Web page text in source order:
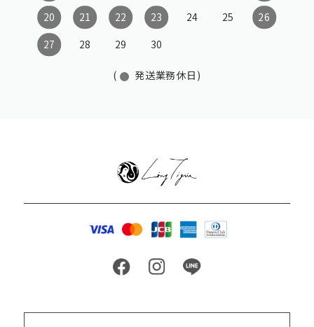
20
21 22 23 24 25
26
27
28 29 30
( 発送業務休日)